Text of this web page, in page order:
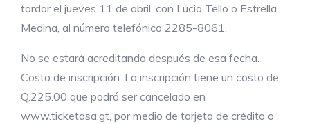
tardar el jueves 11 de abril, con Lucia Tello o Estrella
Medina, al número telefónico 2285-8061.
No se estará acreditando después de esa fecha.
Costo de inscripción. La inscripción tiene un costo de
Q.225.00 que podrá ser cancelado en
www.ticketasa.gt, por medio de tarjeta de crédito o